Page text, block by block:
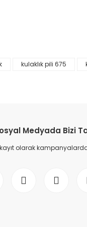
kulaklık pili 675
Medyada Bizi
olarak